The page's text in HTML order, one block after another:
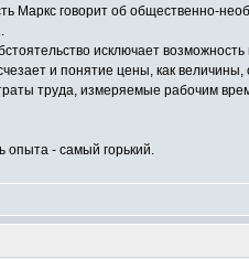
Маркс говорит об общественно-
исключает возможность
и понятие цены, как
труда, измеряемые рабочим
опыта - самый горький.